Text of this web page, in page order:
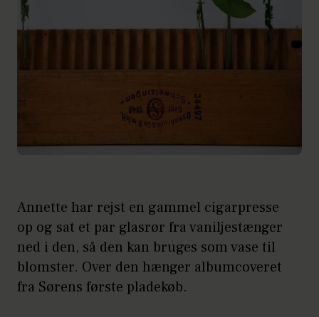
Annette har rejst en gammel cigarpresse
op og sat et par glasrør fra vaniljestænger
ned i den, så den kan bruges som vase til
blomster. Over den hænger albumcoveret
fra Sørens første pladekøb.